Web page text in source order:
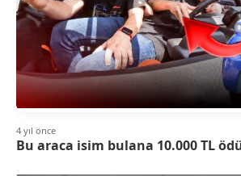
4 yıl önce
Bu araca isim bulana 10.000 TL